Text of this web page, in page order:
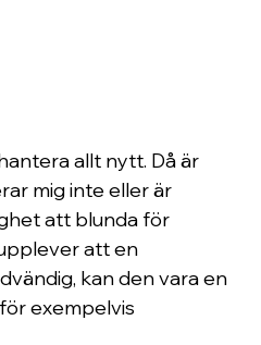
allt nytt. Då är
mig inte eller är
att blunda för
att en
kan den vara en
exempelvis